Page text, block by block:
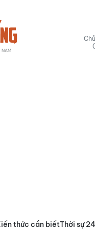
thức cần biếtThời sự